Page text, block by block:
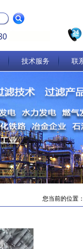
技术服务 联
您当前的位置：